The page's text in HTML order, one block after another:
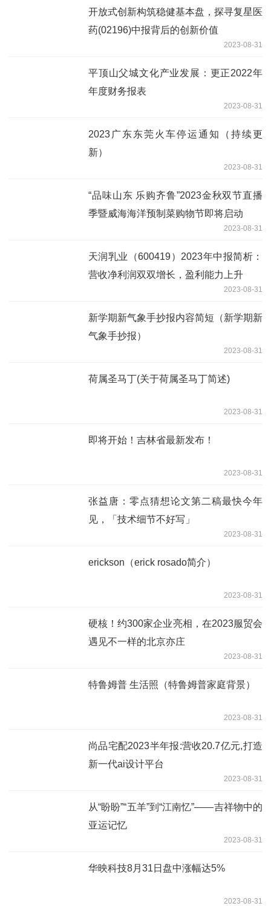
开放式创新构筑稳健基本盘，探寻复星医
药(02196)中报背后的创新价值
2023-08-31
平顶山父城文化产业发展：更正2022年
年度财务报表
2023-08-31
2023广东东莞火车停运通知（持续更
新）
2023-08-31
“品味山东 乐购齐鲁”2023金秋双节直播
季暨威海海洋预制菜购物节即将启动
2023-08-31
天润乳业（600419）2023年中报简析：
营收净利润双双增长，盈利能力上升
2023-08-31
新学期新气象手抄报内容简短（新学期新
气象手抄报）
2023-08-31
荷属圣马丁(关于荷属圣马丁简述)
2023-08-31
即将开始！吉林省最新发布！
2023-08-31
张益唐：零点猜想论文第二稿最快今年
见，「技术细节不好写」
2023-08-31
erickson（erick rosado简介）
2023-08-31
硬核！约300家企业亮相，在2023服贸会
遇见不一样的北京亦庄
2023-08-31
特鲁姆普 生活照（特鲁姆普家庭背景）
2023-08-31
尚品宅配2023半年报:营收20.7亿元,打造
新一代ai设计平台
2023-08-31
从“盼盼”“五羊”到“江南忆”——吉祥物中的
亚运记忆
2023-08-31
华映科技8月31日盘中涨幅达5%
2023-08-31